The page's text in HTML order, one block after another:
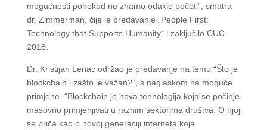
mogućnosti ponekad ne znamo odakle početi”, smatra
dr. Zimmerman, čije je predavanje „People First:
Technology that Supports Humanity“ i zaključilo CUC
2018.
Dr. Kristijan Lenac održao je predavanje na temu “Što je
blockchain i zašto je važan?”, s naglaskom na moguće
primjene. “Blockchain je nova tehnologija koja se počinje
masovno primjenjivati u raznim sektorima društva. O njoj
se priča kao o novoj generaciji interneta koja